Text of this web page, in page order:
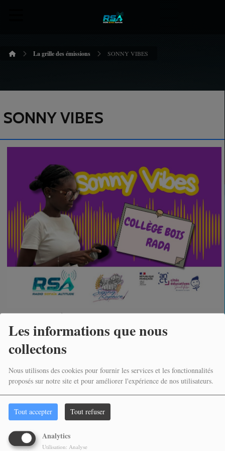
Les informations que nous
collectons
Nous utilisons des cookies pour fournir les services et les fonctionnalités
proposés sur notre site et pour améliorer l'expérience de nos utilisateurs.
Tout accepter Tout refuser
Analytics
Utilisation: Analyse
La grille des émissions SONNY VIBES
SONNY VIBES
COMMENTAIRES(0)